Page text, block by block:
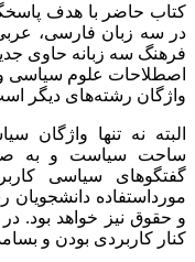
کتاب حاضر با هدف
در سه زبان فارسی،
فرهنگ سه زبانه حاوی
اصطلاحات علوم سیاسی
واژگان رشته‌های دیگر
البته نه تنها واژگان
ساحت سیاست و به
گفتگوهای سیاسی
مورداستفاده
و حقوق نیز خواهد بود.
کنار کاربردی بودن و